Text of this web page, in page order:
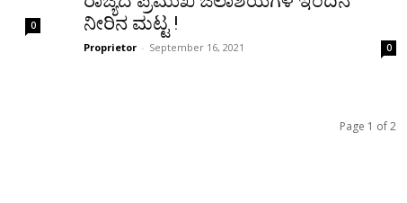
0
ನೀರಿನ ಮಟ್ಟ !
Proprietor - September 16, 2021 0
Page 1 of 2